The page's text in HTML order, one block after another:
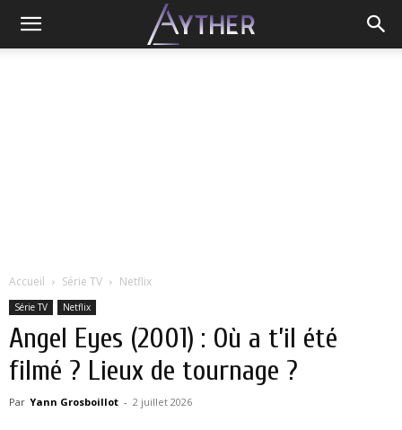
Accueil Série TV Netflix
Série TV Netflix
Angel Eyes (2001) : Où a t’il été
filmé ? Lieux de tournage ?
Par Yann Grosboillot - 2 juillet 2026